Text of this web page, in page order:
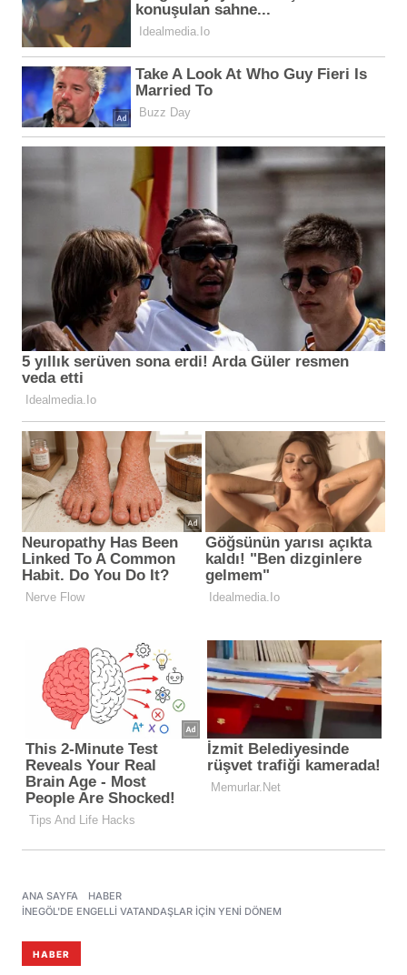
ANA SAYFA
HABER
İNEGÖL'DE ENGELLI VATANDAŞLAR IÇIN YENI DÖNEM
HABER